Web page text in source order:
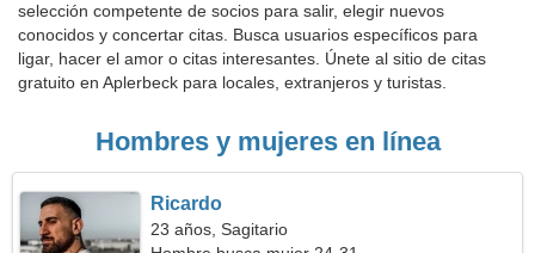
selección competente de socios para salir, elegir nuevos
conocidos y concertar citas. Busca usuarios específicos para
ligar, hacer el amor o citas interesantes. Únete al sitio de citas
gratuito en Aplerbeck para locales, extranjeros y turistas.
Hombres y mujeres en línea
Ricardo
23 años, Sagitario